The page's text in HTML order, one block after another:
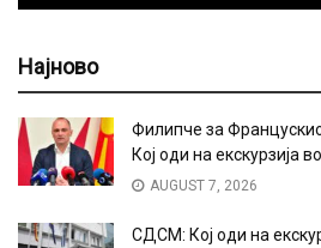
Најново
Филипче за
Кој оди на екскурзија
AUGUST 7, 2026
СДСМ: Кој оди на